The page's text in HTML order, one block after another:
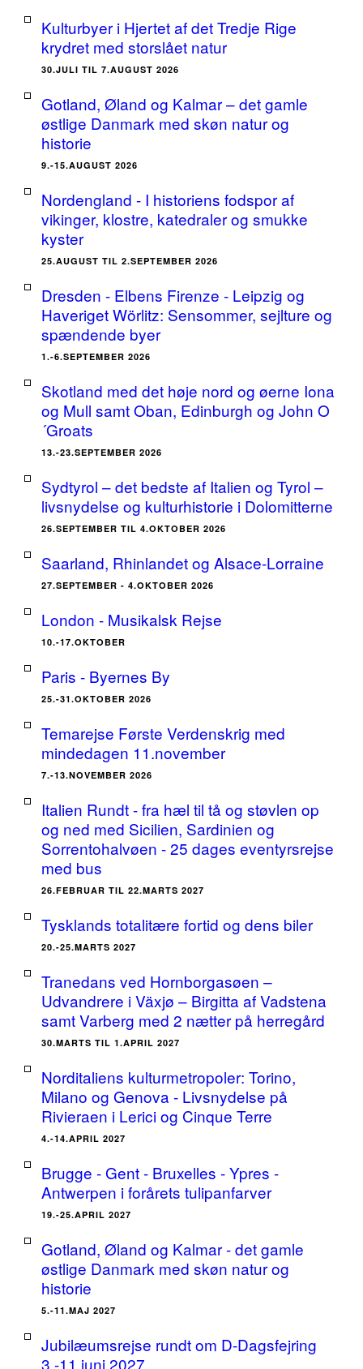
Kulturbyer i Hjertet af det Tredje Rige
krydret med storslået natur
30.JULI TIL 7.AUGUST 2026
Gotland, Øland og Kalmar – det gamle
østlige Danmark med skøn natur og
historie
9.-15.AUGUST 2026
Nordengland - I historiens fodspor af
vikinger, klostre, katedraler og smukke
kyster
25.AUGUST TIL 2.SEPTEMBER 2026
Dresden - Elbens Firenze - Leipzig og
Haveriget Wörlitz: Sensommer, sejlture og
spændende byer
1.-6.SEPTEMBER 2026
Skotland med det høje nord og øerne Iona
og Mull samt Oban, Edinburgh og John O
´Groats
13.-23.SEPTEMBER 2026
Sydtyrol – det bedste af Italien og Tyrol –
livsnydelse og kulturhistorie i Dolomitterne
26.SEPTEMBER TIL 4.OKTOBER 2026
Saarland, Rhinlandet og Alsace-Lorraine
27.SEPTEMBER - 4.OKTOBER 2026
London - Musikalsk Rejse
10.-17.OKTOBER
Paris - Byernes By
25.-31.OKTOBER 2026
Temarejse Første Verdenskrig med
mindedagen 11.november
7.-13.NOVEMBER 2026
Italien Rundt - fra hæl til tå og støvlen op
og ned med Sicilien, Sardinien og
Sorrentohalvøen - 25 dages eventyrsrejse
med bus
26.FEBRUAR TIL 22.MARTS 2027
Tysklands totalitære fortid og dens biler
20.-25.MARTS 2027
Tranedans ved Hornborgasøen –
Udvandrere i Växjø – Birgitta af Vadstena
samt Varberg med 2 nætter på herregård
30.MARTS TIL 1.APRIL 2027
Norditaliens kulturmetropoler: Torino,
Milano og Genova - Livsnydelse på
Rivieraen i Lerici og Cinque Terre
4.-14.APRIL 2027
Brugge - Gent - Bruxelles - Ypres -
Antwerpen i forårets tulipanfarver
19.-25.APRIL 2027
Gotland, Øland og Kalmar - det gamle
østlige Danmark med skøn natur og
historie
5.-11.MAJ 2027
Jubilæumsrejse rundt om D-Dagsfejring
3.-11.juni 2027